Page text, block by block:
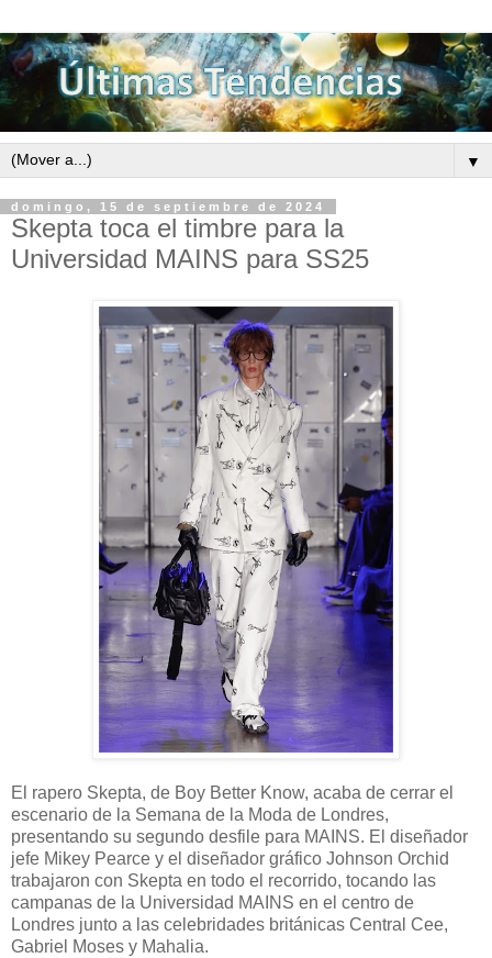
▼
domingo, 15 de septiembre de 2024
Skepta toca el timbre para la
Universidad MAINS para SS25
El rapero Skepta, de Boy Better Know, acaba de cerrar el
escenario de la Semana de la Moda de Londres,
presentando su segundo desfile para MAINS. El diseñador
jefe Mikey Pearce y el diseñador gráfico Johnson Orchid
trabajaron con Skepta en todo el recorrido, tocando las
campanas de la Universidad MAINS en el centro de
Londres junto a las celebridades británicas Central Cee,
Gabriel Moses y Mahalia.